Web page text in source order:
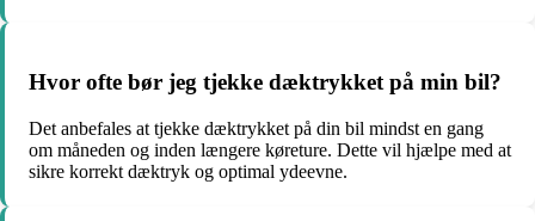
Hvor ofte bør jeg tjekke dæktrykket på min bil?
Det anbefales at tjekke dæktrykket på din bil mindst en gang
om måneden og inden længere køreture. Dette vil hjælpe med at
sikre korrekt dæktryk og optimal ydeevne.